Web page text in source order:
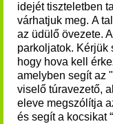
idejét tiszteletben
várhatjuk meg. A
az üdülő övezete.
parkoljatok. Kérjük
hogy hova kell
amelyben segít az
viselő túravezető,
eleve megszólítja
és segít a kocsikat